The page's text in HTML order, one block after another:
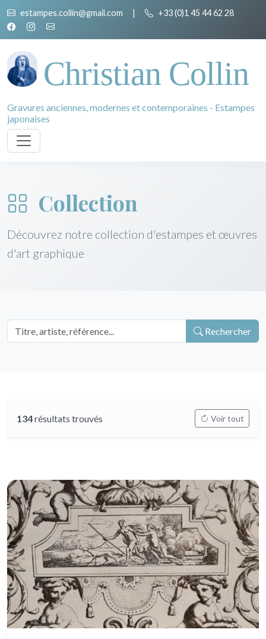
estampes.collin@gmail.com | +33 (0)1 45 44 62 28
Christian Collin
Gravures anciennes, modernes et contemporaines - Estampes
japonaises
Collection
Découvrez notre collection d'estampes et œuvres
d'art graphique
Rechercher
134résultats trouvés Voir tout